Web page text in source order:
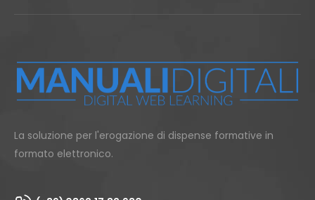
La soluzione per l'erogazione di dispense formative in
formato elettronico.